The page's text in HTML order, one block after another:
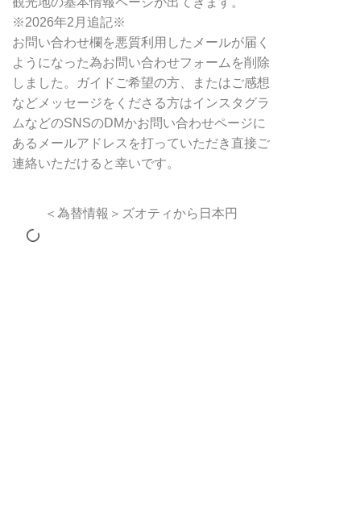
※2026年2月追記※
お問い合わせ欄を悪質利用したメールが届く
ようになった為お問い合わせフォームを削除
しました。ガイドご希望の方、またはご感想
などメッセージをくださる方はインスタグラ
ムなどのSNSのDMかお問い合わせページに
あるメールアドレスを打っていただき直接ご
連絡いただけると幸いです。
＜為替情報＞ズオティから日本円